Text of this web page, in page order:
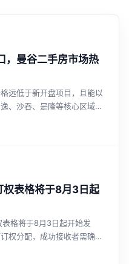
，曼谷二手房市场热
远低于新开盘项目，且能以
、沙吞、是隆等核心区域转
表格将于8月3日起
格将于8月3日起开始发
权分配，成功接收者需确认